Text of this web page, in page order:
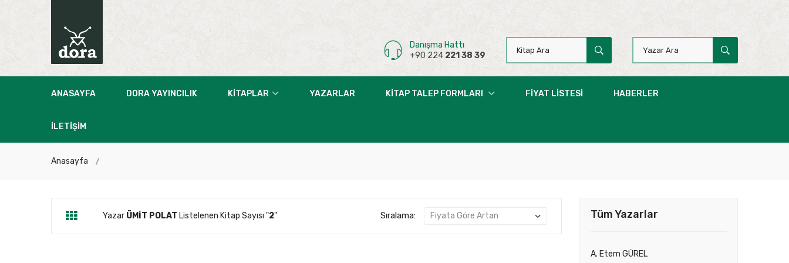
Danışma Hattı
+90 224 221 38 39
ANASAYFA DORA YAYINCILIK KITAPLAR YAZARLAR KITAP TALEP FORMLARI FIYAT LISTESI HABERLER
İLETIŞIM
Anasayfa
Yazar ÜMİT POLAT Listelenen Kitap Sayısı "2" Sıralama: Tüm Yazarlar
A. Etem GÜREL